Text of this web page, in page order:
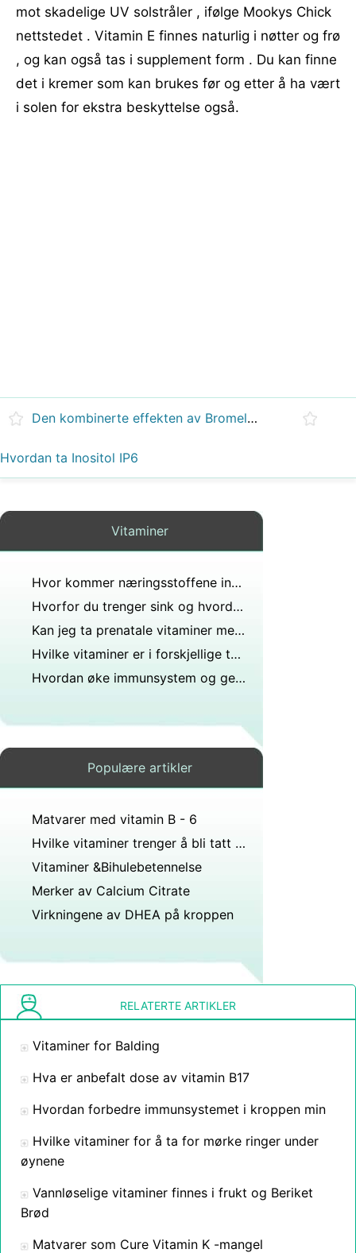
mot skadelige UV solstråler , ifølge Mookys Chick
nettstedet . Vitamin E finnes naturlig i nøtter og frø
, og kan også tas i supplement form . Du kan finne
det i kremer som kan brukes før og etter å ha vært
i solen for ekstra beskyttelse også.
Den kombinerte effekten av Bromelain &Betakaroten
Hvordan ta Inositol IP6
Vitaminer
Hvor kommer næringsstoffene inn i blodet?
Hvorfor du trenger sink og hvordan du får det
Kan jeg ta prenatale vitaminer mens jeg er på prevensjon?
Hvilke vitaminer er i forskjellige typer grønnsaker
Hvordan øke immunsystem og generell helse
Populære artikler
Matvarer med vitamin B - 6
Hvilke vitaminer trenger å bli tatt for å redusere hodepine
Vitaminer &Bihulebetennelse
Merker av Calcium Citrate
Virkningene av DHEA på kroppen
RELATERTE ARTIKLER
Vitaminer for Balding
Hva er anbefalt dose av vitamin B17
Hvordan forbedre immunsystemet i kroppen min
Hvilke vitaminer for å ta for mørke ringer under
øynene
Vannløselige vitaminer finnes i frukt og Beriket
Brød
Matvarer som Cure Vitamin K -mangel